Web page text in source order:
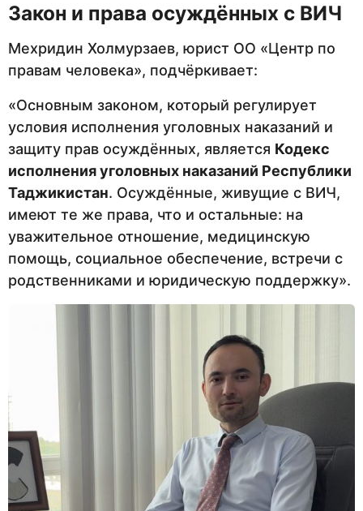
Закон и права осуждённых с ВИЧ
Мехридин Холмурзаев, юрист ОО «Центр по
правам человека», подчёркивает:
«Основным законом, который регулирует
условия исполнения уголовных наказаний и
защиту прав осуждённых, является Кодекс
исполнения уголовных наказаний Республики
Таджикистан. Осуждённые, живущие с ВИЧ,
имеют те же права, что и остальные: на
уважительное отношение, медицинскую
помощь, социальное обеспечение, встречи с
родственниками и юридическую поддержку».